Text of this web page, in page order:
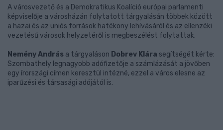
A városvezető és a Demokratikus Koalíció európai parlamenti
képviselője a városházán folytatott tárgyalásán többek között
a hazai és az uniós források hatékony lehívásáról és az ellenzéki
vezetésű városok helyzetéről is megbeszélést folytattak.
Nemény András a tárgyaláson Dobrev Klára segítségét kérte:
Szombathely legnagyobb adófizetője a számlázását a jövőben
egy írországi címen keresztül intézné, ezzel a város elesne az
iparűzési és társasági adójától is.